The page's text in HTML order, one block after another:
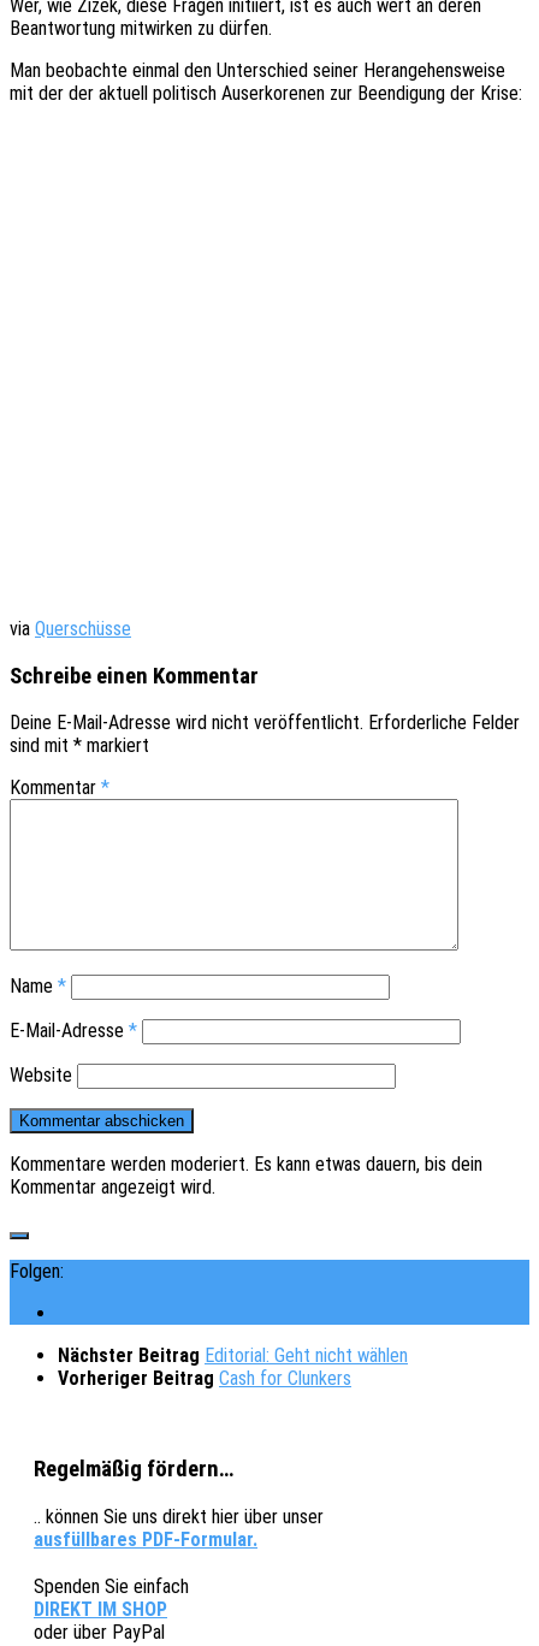
Wer, wie Žižek, diese Fragen initi­iert, ist es auch wert an deren
Beant­wor­tung mitwir­ken zu dürfen.
Man beob­ach­te einmal den Unter­schied seiner Heran­ge­hens­wei­se
mit der der aktu­ell poli­tisch Auser­ko­re­nen zur Been­di­gung der Krise:
via Quer­schüs­se
Schreibe einen Kommentar
Deine E-Mail-Adresse wird nicht veröffentlicht. Erforderliche Felder
sind mit * markiert
Kommentar *
Name *
E-Mail-Adresse *
Website
Kommentare werden moderiert. Es kann etwas dauern, bis dein
Kommentar angezeigt wird.
Folgen:
Nächster Beitrag Editorial: Geht nicht wählen
Vorheriger Beitrag Cash for Clunkers
Regelmäßig fördern…
.. können Sie uns direkt hier über unser
ausfüllbares PDF-Formular.
Spenden Sie einfach
DIREKT IM SHOP
oder über PayPal